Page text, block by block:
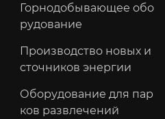
Горнодобывающее обо
рудование
Производство новых и
сточников энергии
Оборудование для пар
ков развлечений